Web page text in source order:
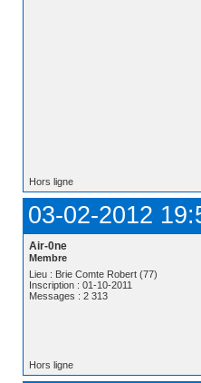
Hors ligne
03-02-2012
Air-0ne
Membre
Lieu : Brie Comte Robert (77)
Inscription : 01-10-2011
Messages : 2 313
Hors ligne